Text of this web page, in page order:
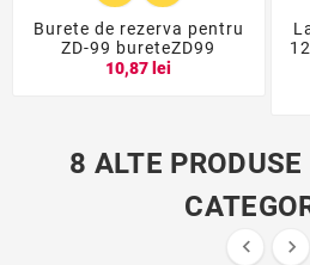
Burete de rezerva pentru
ZD-99 bureteZD99
10,87 lei
8 ALTE
 